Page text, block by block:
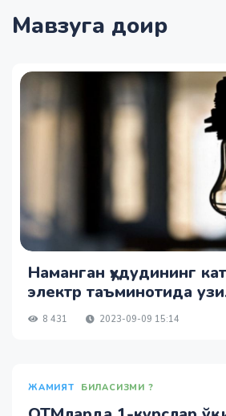
Мавзуга доир
Наманган ҳудудининг
электр таъминотида
8 431 2023-09-09 15:14
ЖАМИЯТ БИЛАСИЗМИ ?